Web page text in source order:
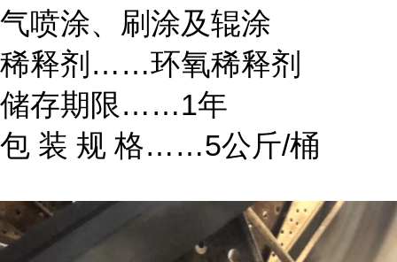
气喷涂、刷涂及辊涂
稀释剂……环氧稀释剂
储存期限……1年
包 装 规 格……5公斤/桶